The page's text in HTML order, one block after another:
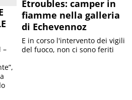
–
Etroubles: camper in
fiamme nella galleria
di Echevennoz
E in corso l'intervento dei vigili
del fuoco, non ci sono feriti